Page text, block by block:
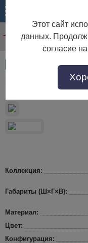
54145
Шкаф для одежды
Коллекция:
Габариты (Ш×Г×В):
Материал:
Цвет:
Конфигурация:
Этот сайт
данных.
согласие